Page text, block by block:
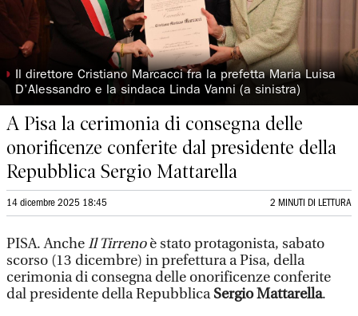
◗ Il direttore Cristiano Marcacci fra la prefetta Maria Luisa
D’Alessandro e la sindaca Linda Vanni (a sinistra)
A Pisa la cerimonia di consegna delle
onorificenze conferite dal presidente della
Repubblica Sergio Mattarella
14 dicembre 2025 18:45 2 MINUTI DI LETTURA
PISA. AncheIl Tirrenoè stato protagonista, sabato
scorso (13 dicembre) in prefettura a Pisa, della
cerimonia di consegna delle onorificenze conferite
dal presidente della RepubblicaSergio Mattarella.